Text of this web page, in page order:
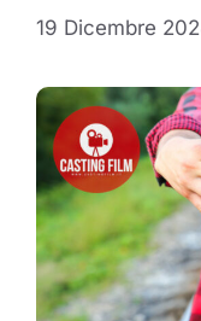
19 Dicembre